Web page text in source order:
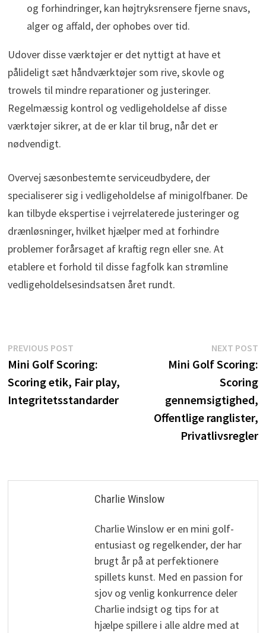
og forhindringer, kan højtryksrensere fjerne snavs,
alger og affald, der ophobes over tid.
Udover disse værktøjer er det nyttigt at have et
pålideligt sæt håndværktøjer som rive, skovle og
trowels til mindre reparationer og justeringer.
Regelmæssig kontrol og vedligeholdelse af disse
værktøjer sikrer, at de er klar til brug, når det er
nødvendigt.
Overvej sæsonbestemte serviceudbydere, der
specialiserer sig i vedligeholdelse af minigolfbaner. De
kan tilbyde ekspertise i vejrrelaterede justeringer og
drænløsninger, hvilket hjælper med at forhindre
problemer forårsaget af kraftig regn eller sne. At
etablere et forhold til disse fagfolk kan strømline
vedligeholdelsesindsatsen året rundt.
Post
navigation
PREVIOUS POSTPrevious
post:
Mini Golf Scoring:
Scoring etik, Fair play,
Integritetsstandarder
NEXT POST
Mini Golf Scoring:
Scoring
gennemsigtighed,
Offentlige ranglister,
Privatlivsregler
Charlie Winslow
Charlie Winslow er en mini golf-
entusiast og regelkender, der har
brugt år på at perfektionere
spillets kunst. Med en passion for
sjov og venlig konkurrence deler
Charlie indsigt og tips for at
hjælpe spillere i alle aldre med at